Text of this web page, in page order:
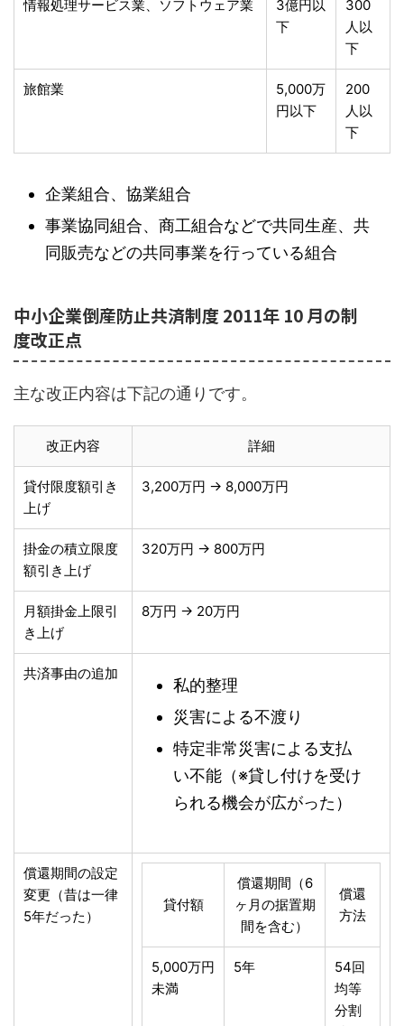
情報処理サービス業、ソフトウェア業
3億円以
下
300
人以
下
旅館業
5,000万
円以下
200
人以
下
企業組合、協業組合
事業協同組合、商工組合などで共同生産、共
同販売などの共同事業を行っている組合
中小企業倒産防止共済制度 2011年 10 月の制
度改正点
主な改正内容は下記の通りです。
改正内容 詳細
貸付限度額引き
上げ
3,200万円 → 8,000万円
掛金の積立限度
額引き上げ
320万円 → 800万円
月額掛金上限引
き上げ
8万円 → 20万円
共済事由の追加
私的整理
災害による不渡り
特定非常災害による支払
い不能（※貸し付けを受け
られる機会が広がった）
償還期間の設定
変更（昔は一律
5年だった）
貸付額
償還期間（6
ヶ月の据置期
間を含む）
償還
方法
5,000万円
未満
5年
54回
均等
分割